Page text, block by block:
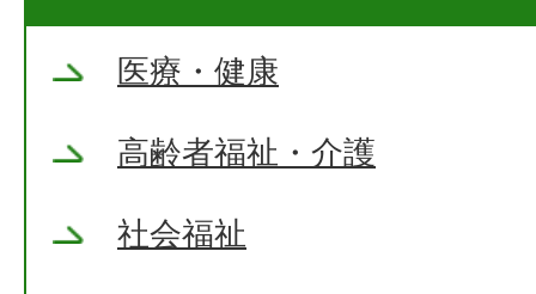
医療・健康
高齢者福祉・介護
社会福祉